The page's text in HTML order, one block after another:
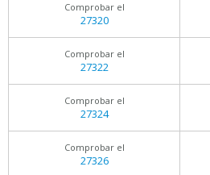
Comprobar el
27320
Comprobar el
27322
Comprobar el
27324
Comprobar el
27326